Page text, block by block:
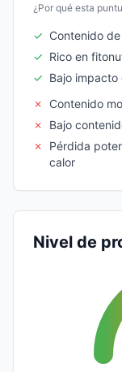
¿Por qué esta
✓ Contenido
✓ Rico en
✓ Bajo
✗
Contenido
✗
Bajo
✗
Pérdida
calor
Nivel de